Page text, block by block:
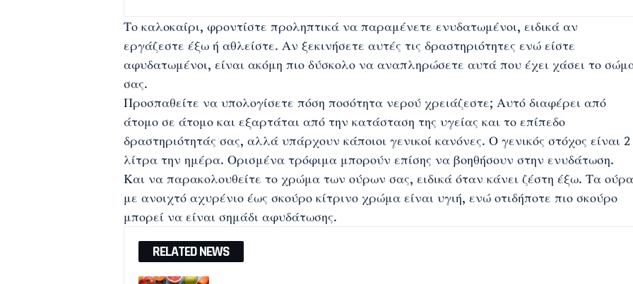
Τοκαλοκαίρι, φροντίστε προληπτικά να παραμένετε ενυδατωμένοι, ειδικά αν
εργάζεστε έξω ή αθλείστε. Αν ξεκινήσετε αυτές τις δραστηριότητες ενώ είστε
αφυδατωμένοι, είναι ακόμη πιο δύσκολο να αναπληρώσετε αυτά που έχει χάσει το
σας.
Προσπαθείτε να υπολογίσετε πόση ποσότητα νερού χρειάζεστε; Αυτό διαφέρει από
άτομο σε άτομο και εξαρτάται από την κατάσταση της υγείας και το επίπεδο
δραστηριότητάς σας, αλλά υπάρχουν κάποιοι γενικοί κανόνες. Ο γενικός στόχος είναι 2
λίτρα την ημέρα. Ορισμένα τρόφιμα μπορούν επίσης να βοηθήσουν στην ενυδάτωση.
Και να παρακολουθείτε το χρώμα των ούρων σας, ειδικά όταν κάνει ζέστη έξω. Τα
με ανοιχτό αχυρένιο έως σκούρο κίτρινο χρώμα είναι υγιή, ενώ οτιδήποτε πιο σκούρο
μπορεί να είναι σημάδι αφυδάτωσης.
RELATED NEWS